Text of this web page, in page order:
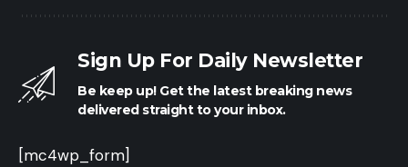
Sign Up For Daily Newsletter
Be keep up! Get the latest breaking news
delivered straight to your inbox.
[mc4wp_form]